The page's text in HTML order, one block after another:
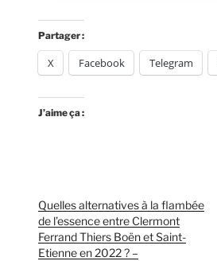
Partager :
X Facebook Telegram
J’aime ça :
Quelles alternatives à la flambée
de l’essence entre Clermont
Ferrand Thiers Boën et Saint-
Etienne en 2022 ? –